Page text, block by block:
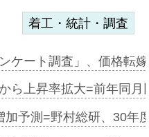
着工・統計・調査
ケート調査」、価格転
ら上昇率拡大=前年同
加予測=野村総研、30年